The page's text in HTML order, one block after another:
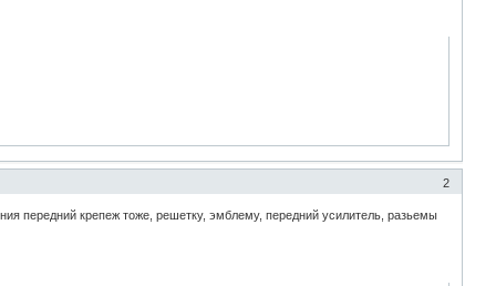
2
передний крепеж тоже, решетку, эмблему, передний усилитель, разьемы